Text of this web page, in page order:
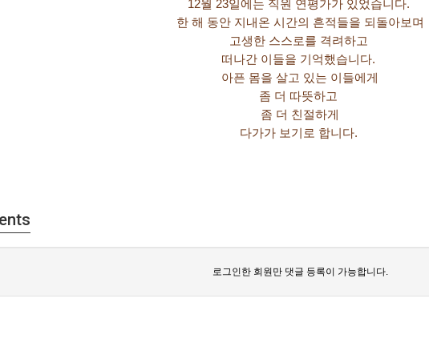
12월 23일에는 직원 연평가가 있었습니다.
한 해 동안 지내온 시간의 흔적들을 되돌아보며
고생한 스스로를 격려하고
떠나간 이들을 기억했습니다.
아픈 몸을 살고 있는 이들에게
좀 더 따뜻하고
좀 더 친절하게
다가가 보기로 합니다.
로그인한 회원만 댓글 등록이 가능합니다.